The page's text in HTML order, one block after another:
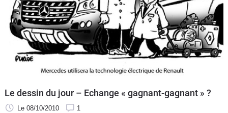
Le dessin du jour – Echange « gagnant-gagnant » ?
Le 08/10/2010 1